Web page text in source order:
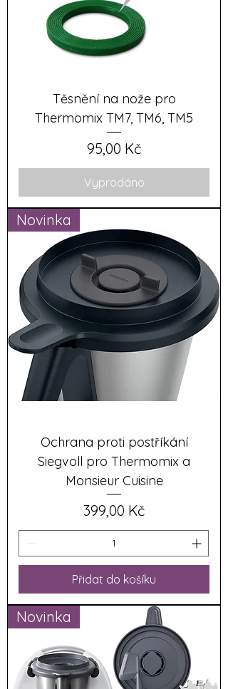
Těsnění na nože pro
Thermomix TM7, TM6, TM5
Cena
95,00 Kč
Vyprodáno
Novinka
Ochrana proti postříkání
Siegvoll pro Thermomix a
Monsieur Cuisine
Cena
399,00 Kč
Přidat do košíku
Novinka